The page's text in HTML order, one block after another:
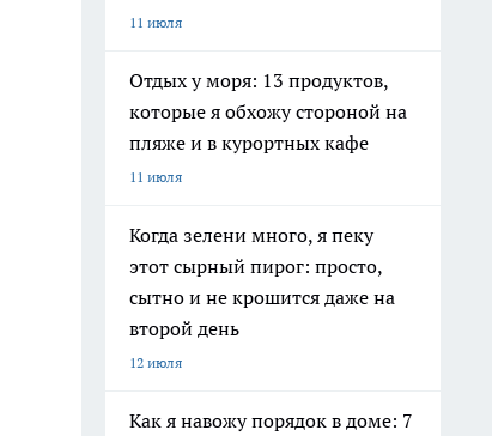
11 июля
Отдых у моря: 13 продуктов,
которые я обхожу стороной на
пляже и в курортных кафе
11 июля
Когда зелени много, я пеку
этот сырный пирог: просто,
сытно и не крошится даже на
второй день
12 июля
Как я навожу порядок в доме: 7